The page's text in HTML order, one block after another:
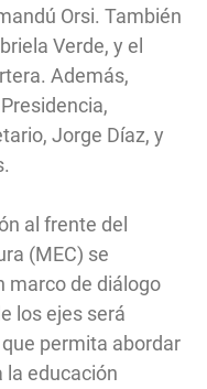
Orsi. También
Verde, y el
Además,
Jorge Díaz, y
al frente del
(MEC) se
marco de diálogo
los ejes será
permita abordar
la educación